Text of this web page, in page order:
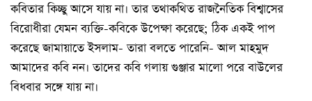
কবিতার কিচ্ছু আসে যায় না। তার তথাকথিত রাজনৈতিক বিশ্বাসের
বিরোধীরা যেমন ব্যক্তি-কবিকে উপেক্ষা করেছে; ঠিক একই পাপ
করেছে জামায়াতে ইসলাম- তারা বলতে পারেনি- আল মাহমুদ
আমাদের কবি নন। তাদের কবি গলায় গুঞ্জার মালো পরে বাউলের
বিধবার সঙ্গে যায় না।